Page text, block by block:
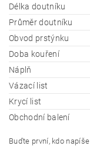
Délka doutníku
Průměr doutníku
Obvod prstýnku
Doba kouření
Náplň
Vázací list
Krycí list
Obchodní balení
Buďte první, kdo